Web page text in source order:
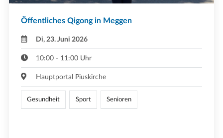
Öffentliches Qigong in Meggen
Di, 23. Juni 2026
10:00 - 11:00 Uhr
Hauptportal Piuskirche
Gesundheit Sport Senioren